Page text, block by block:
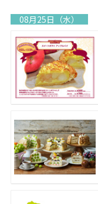
08月25日（水）